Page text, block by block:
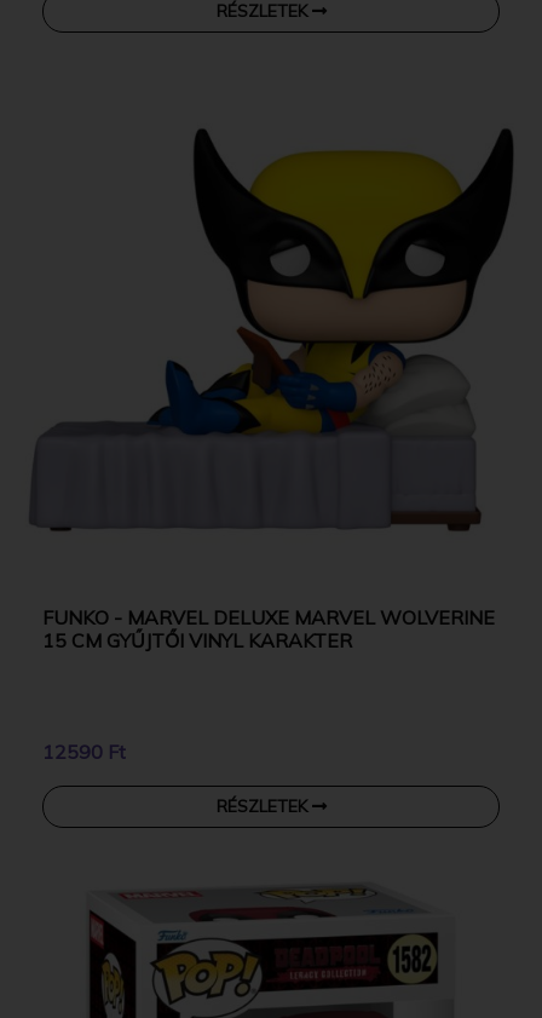
RÉSZLETEK
FUNKO - MARVEL DELUXE MARVEL WOLVERINE
15 CM GYŰJTŐI VINYL KARAKTER
12590 Ft
RÉSZLETEK